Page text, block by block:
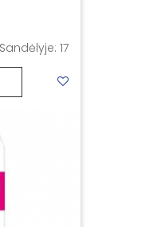
Sandėlyje: 17